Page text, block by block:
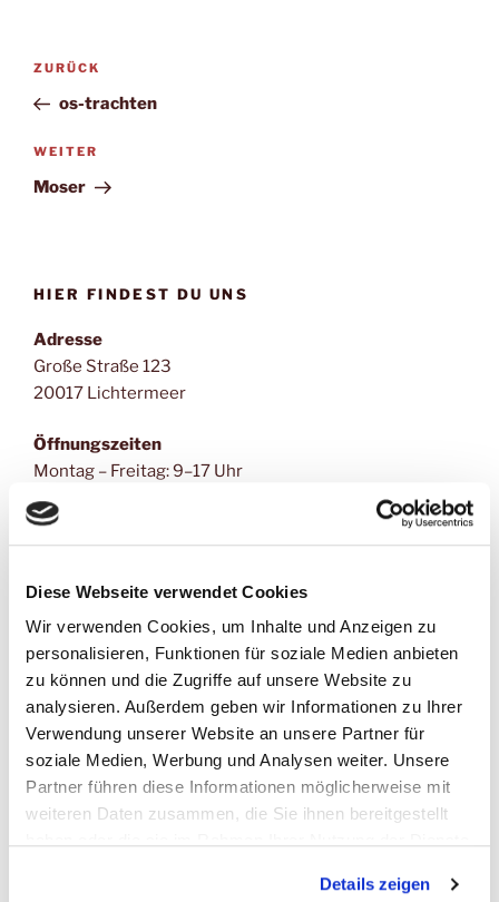
Diese Webseite verwendet Cookies
Wir verwenden Cookies, um Inhalte und Anzeigen zu
personalisieren, Funktionen für soziale Medien anbieten
zu können und die Zugriffe auf unsere Website zu
analysieren. Außerdem geben wir Informationen zu Ihrer
Verwendung unserer Website an unsere Partner für
soziale Medien, Werbung und Analysen weiter. Unsere
Partner führen diese Informationen möglicherweise mit
weiteren Daten zusammen, die Sie ihnen bereitgestellt
Details zeigen
Beitragsnavigation
Vorheriger
Beitrag
ZURÜCK
os-trachten
Nächster
Beitrag
WEITER
Moser
HIER FINDEST DU UNS
Adresse
Große Straße 123
20017 Lichtermeer
Öffnungszeiten
Montag – Freitag: 9–17 Uhr
Samstag & Sonntag: 11–15 Uhr
SUCHEN
ÜBER DIESE WEBSITE
Hier wäre ein guter Platz, um dich und deine Website
vorzustellen oder weitere Informationen anzugeben.